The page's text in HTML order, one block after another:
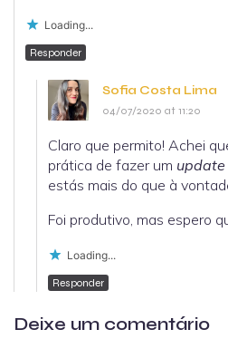
Loading...
Responder
Sofia Costa Lima
04/07/2020 at 11:20
Claro que permito! Achei
prática de fazer um update
estás mais do que à
Foi produtivo, mas espero
Loading...
Responder
Deixe um comentário